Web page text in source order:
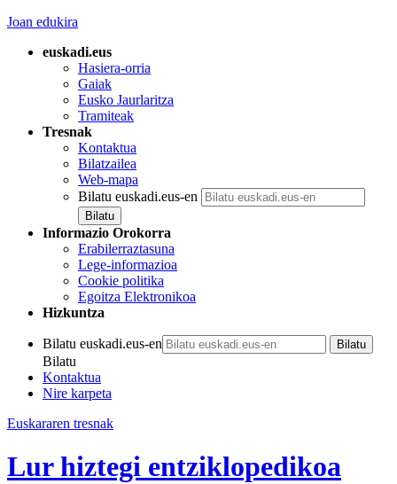
Joan edukira
euskadi.eus
Hasiera-orria
Gaiak
Eusko Jaurlaritza
Tramiteak
Tresnak
Kontaktua
Bilatzailea
Web-mapa
Bilatu euskadi.eus-en
Informazio Orokorra
Erabilerraztasuna
Lege-informazioa
Cookie politika
Egoitza Elektronikoa
Hizkuntza
Bilatu euskadi.eus-en
Bilatu
Kontaktua
Nire karpeta
Euskararen tresnak
Lur hiztegi entziklopedikoa